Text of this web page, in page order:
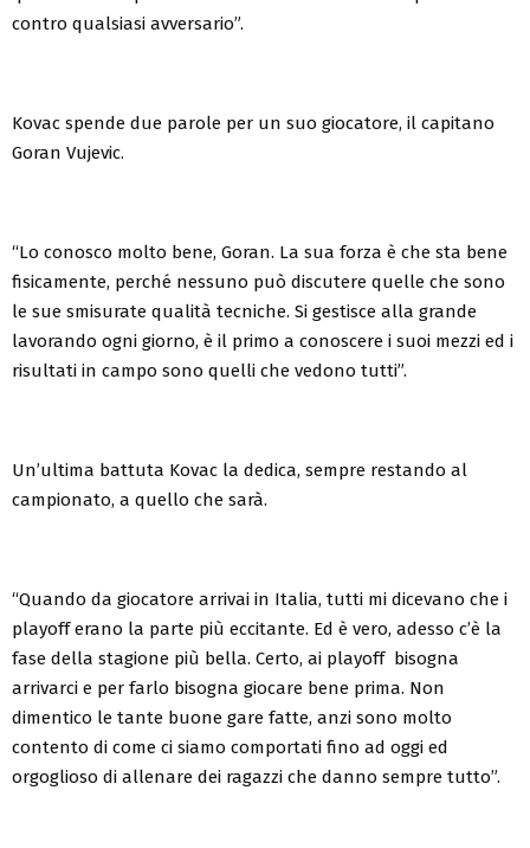
contro qualsiasi avversario”.
Kovac spende due parole per un suo giocatore, il capitano
Goran Vujevic.
“Lo conosco molto bene, Goran. La sua forza è che sta bene
fisicamente, perché nessuno può discutere quelle che sono
le sue smisurate qualità tecniche. Si gestisce alla grande
lavorando ogni giorno, è il primo a conoscere i suoi mezzi ed i
risultati in campo sono quelli che vedono tutti”.
Un’ultima battuta Kovac la dedica, sempre restando al
campionato, a quello che sarà.
“Quando da giocatore arrivai in Italia, tutti mi dicevano che i
playoff erano la parte più eccitante. Ed è vero, adesso c’è la
fase della stagione più bella. Certo, ai playoff bisogna
arrivarci e per farlo bisogna giocare bene prima. Non
dimentico le tante buone gare fatte, anzi sono molto
contento di come ci siamo comportati fino ad oggi ed
orgoglioso di allenare dei ragazzi che danno sempre tutto”.